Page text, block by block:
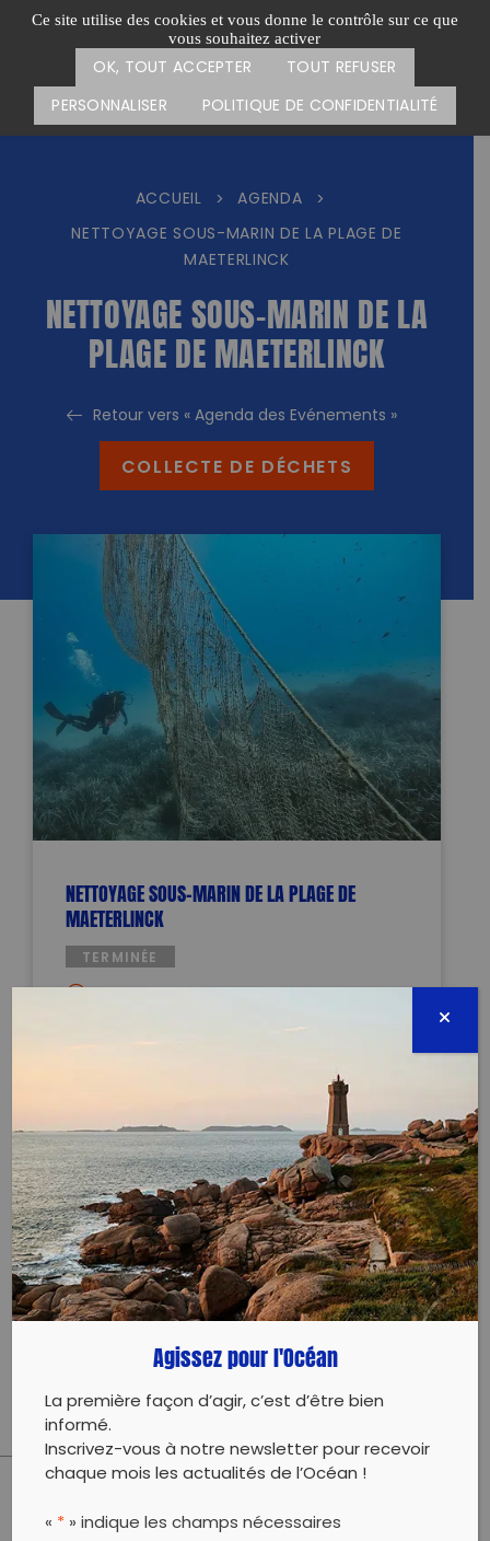
Ce site utilise des cookies et vous donne le contrôle sur ce que
vous souhaitez activer
OK, TOUT ACCEPTER
TOUT REFUSER
PERSONNALISER
POLITIQUE DE CONFIDENTIALITÉ
Passer
Menu
CARTE DES ACTIONS FAIRE UN DON
ACCUEIL > AGENDA
>
NETTOYAGE SOUS-MARIN DE LA PLAGE DE
MAETERLINCK
NETTOYAGE SOUS-MARIN DE LA
PLAGE DE MAETERLINCK
Retour vers « Agenda des Evénements »
COLLECTE DE DÉCHETS
NETTOYAGE SOUS-MARIN DE LA PLAGE DE
MAETERLINCK
TERMINÉE
divingmantaleau@gmail.com
0614460406
Évènement proposé par :
MANTA L’EAU DIVING
Nettoyage des déchets sous-marins et des filets
PARTAGER CET ARTICLE:
Agissez pour l'Océan
La première façon d’agir, c’est d’être bien
informé.
Inscrivez-vous à notre newsletter pour recevoir
chaque mois les actualités de l’Océan !
« * » indique les champs nécessaires